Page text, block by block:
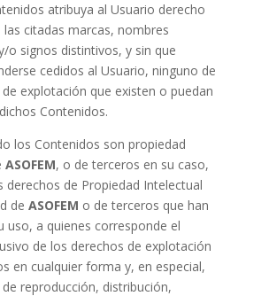
atribuya al Usuario derecho
las citadas marcas, nombres
o signos distintivos, y sin que
cedidos al Usuario, ninguno de
explotación que existen o puedan
Contenidos.
los Contenidos son propiedad
ASOFEM, o de terceros en su caso,
derechos de Propiedad Intelectual
de ASOFEM o de terceros que han
uso, a quienes corresponde el
de los derechos de explotación
en cualquier forma y, en especial,
reproducción, distribución,